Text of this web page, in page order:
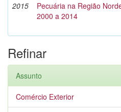
2015
Pecuária na Região
2000 a 2014
Refinar
Assunto
Comércio Exterior